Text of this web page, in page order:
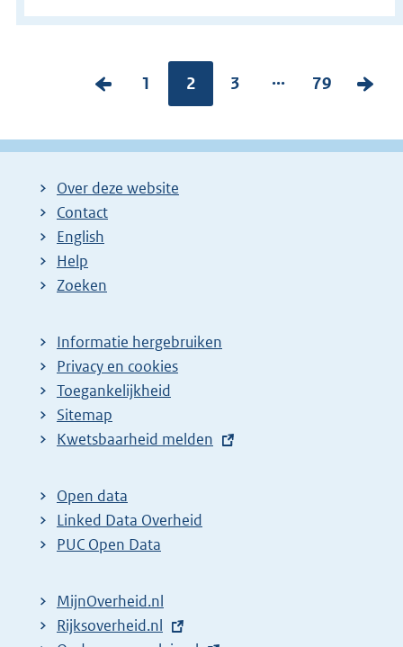
V
r
g
e
p
g
n
a
z
o
k
r
e
u
l
P
g
n
1 Pagina:
2
P
g
3 ...
P
g
79
V
l
Over deze website
Contact
English
Help
Zoeken
Informatie hergebruiken
Privacy en cookies
Toegankelijkheid
Sitemap
E
t
e
r
l
i
Kwetsbaarheid melden
Open data
Linked Data Overheid
PUC Open Data
MijnOverheid.nl
E
Rijksoverheid.nl